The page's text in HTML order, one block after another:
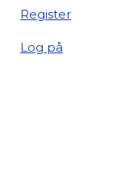
Register
Log på